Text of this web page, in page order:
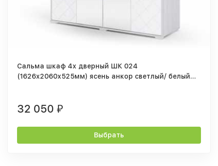
Сальма шкаф 4х дверный ШК 024
(1626х2060х525мм) ясень анкор светлый/ белый
32 050 ₽
Выбрать